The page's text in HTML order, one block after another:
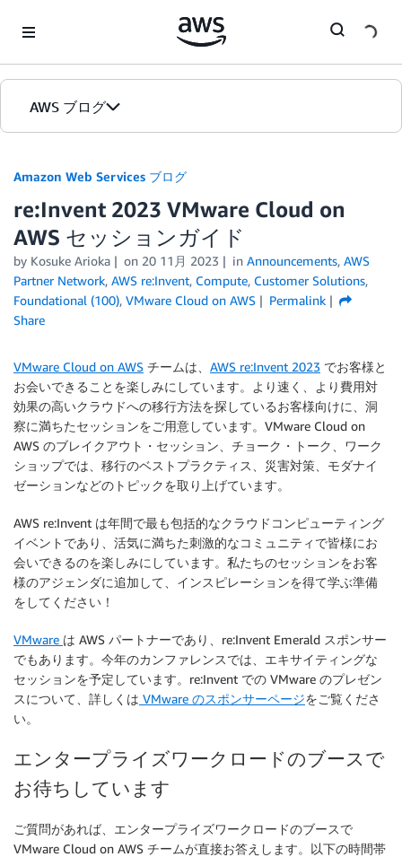
AWS ブログ
カテゴリ
エディション
Amazon Web Services ブログ
re:Invent 2023 VMware Cloud on
AWS セッションガイド
by Kosuke Arioka on 20 11月 2023 in Announcements, AWS
Partner Network, AWS re:Invent, Compute, Customer Solutions,
Foundational (100), VMware Cloud on AWS
Permalink
Share
VMware Cloud on AWS チームは、 AWS re:Invent 2023 でお客様と
お会いできることを楽しみにしています。より速く、より費用対
効果の高いクラウドへの移行方法を探しているお客様向けに、洞
察に満ちたセッションをご用意しています。VMware Cloud on
AWS のブレイクアウト・セッション、チョーク・トーク、ワーク
ショップでは、移行のベストプラクティス、災害対策、モダナイ
ゼーションなどのトピックを取り上げています。
AWS re:Invent は年間で最も包括的なクラウドコンピューティング
イベントであり、活気に満ちた刺激的なコミュニティで皆様にお
会いできるのを楽しみにしています。私たちのセッションをお客
様のアジェンダに追加して、インスピレーションを得て学ぶ準備
をしてください！
VMware は AWS パートナーであり、re:Invent Emerald スポンサー
でもあります。今年のカンファレンスでは、エキサイティングな
セッションを予定しています。re:Invent での VMware のプレゼン
スについて、詳しくは VMware のスポンサーページをご覧くださ
い。
エンタープライズワークロードのブースで
お待ちしています
ご質問があれば、エンタープライズワークロードのブースで
VMware Cloud on AWS チームが直接お答えします。以下の時間帯